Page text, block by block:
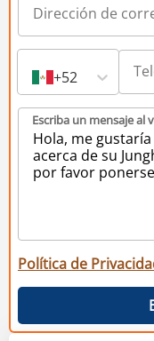
+52
Escriba un mensaje al
Política de